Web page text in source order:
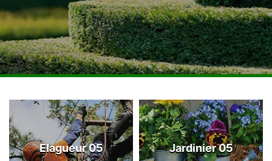
Elagueur 05 Jardinier 05